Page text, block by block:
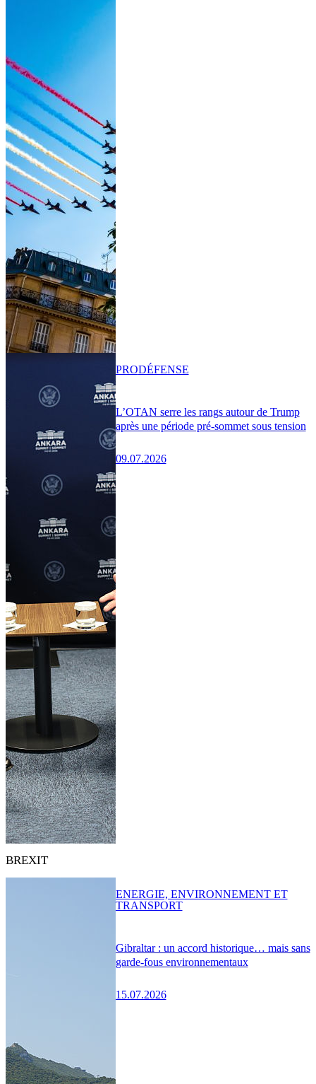
L’OTAN serre les rangs autour de Trump
après une période pré-sommet sous tension
09.07.2026
PRODÉFENSE
BREXIT
Gibraltar : un accord historique… mais sans
garde-fous environnementaux
15.07.2026
ENERGIE, ENVIRONNEMENT ET
TRANSPORT